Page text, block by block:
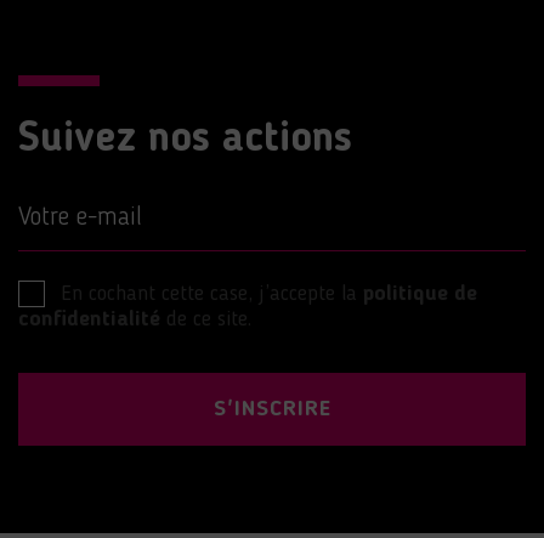
Suivez nos actions
Votre e-mail
En cochant cette case, j’accepte la politique de
confidentialité de ce site.
S'INSCRIRE